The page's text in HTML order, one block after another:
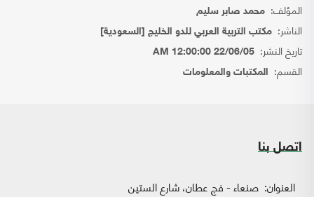
المؤلف: محمد صابر سليم
الناشر: مكتب التربية العربي للدو الخليج [السعودية]
تاريخ النشر: 22/06/05 12:00:00 AM
القسم: المكتبات والمعلومات
اتصل بنا
العنوان: صنعاء - فج عطان، شارع الستين